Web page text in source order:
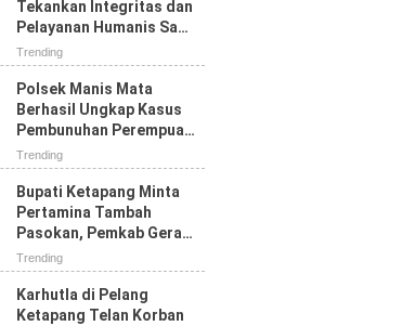
Tekankan Integritas dan
Pelayanan Humanis Saat
Tatap Muka dengan
Personel Polres
Ketapang
Trending
Polsek Manis Mata
Berhasil Ungkap Kasus
Pembunuhan Perempuan
yang Sempat Dilaporkan
Hilang
Trending
Bupati Ketapang Minta
Pertamina Tambah
Pasokan, Pemkab Gerak
Cepat Atasi Kelangkaan
BBM
Trending
Karhutla di Pelang
Ketapang Telan Korban